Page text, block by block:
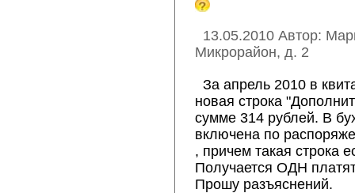
13.05.2010 Автор:
Микрорайон, д. 2
За апрель 2010 в
новая строка
сумме 314 рублей. В
включена по
, причем такая строка
Получается ОДН
Прошу разъяснений.